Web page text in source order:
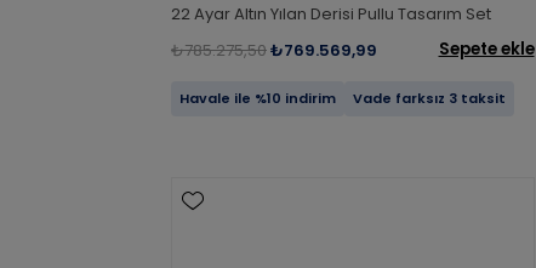
22 Ayar Altın Yılan Derisi Pullu Tasarım Set
₺785.275,50₺769.569,99 Sepete ekle
Havale ile %10 indirim Vade farksız 3 taksit